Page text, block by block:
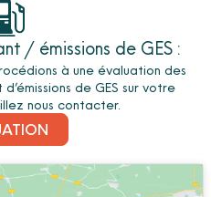
/ émissions de GES :
à une évaluation des
de GES sur votre
nous contacter.